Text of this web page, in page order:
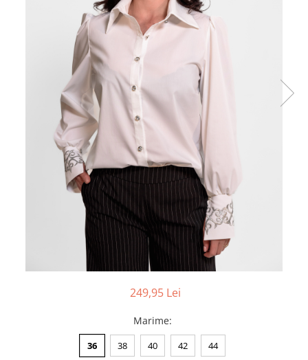
249,95 Lei
Marime:
36 38 40 42 44